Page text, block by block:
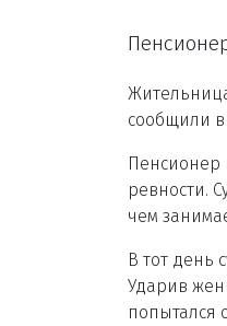
сообщили
Пенсионер
ревности.
чем
В тот день
Ударив
попытался